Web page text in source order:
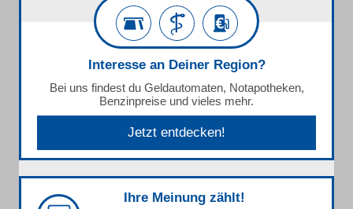
Interesse an Deiner Region?
Bei uns findest du Geldautomaten, Notapotheken,
Benzinpreise und vieles mehr.
Jetzt entdecken!
Ihre Meinung zählt!